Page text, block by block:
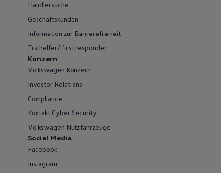
Händlersuche
Geschäftskunden
Information zur Barrierefreiheit
Ersthelfer/ first responder
Konzern
Volkswagen Konzern
Investor Relations
Compliance
Kontakt Cyber Security
Volkswagen Nutzfahrzeuge
Social Media
Facebook
Instagram